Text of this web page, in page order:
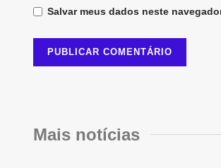
Salvar meus dados neste
Mais notícias